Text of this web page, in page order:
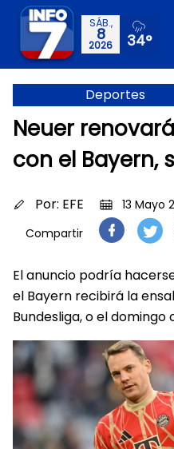
SÁB.,
8
2026 34°
Deportes
Neuer
con el Bayern,
Por: EFE
13 Mayo
Compartir
El anuncio podría
el Bayern recibirá la
Bundesliga, o el